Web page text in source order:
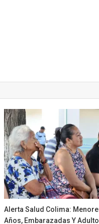
Alerta Salud Colima:
Años, Embarazadas Y